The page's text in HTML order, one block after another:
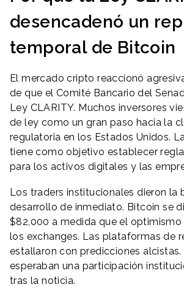
desencadenó un
temporal de Bitcoin
El mercado cripto reaccionó
de que el Comité Bancario del
Ley CLARITY. Muchos inversores
de ley como un gran paso hacia la
regulatoria en los Estados Unidos.
tiene como objetivo establecer
para los activos digitales y las
Los traders institucionales dieron la
desarrollo de inmediato. Bitcoin se
$82,000 a medida que el optimismo
los exchanges. Las plataformas de
estallaron con predicciones alcistas.
esperaban una participación
tras la noticia.